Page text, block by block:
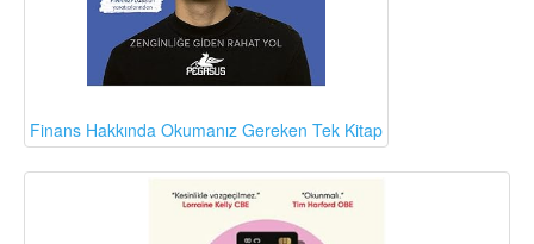
Finans Hakkında Okumanız Gereken Tek Kitap